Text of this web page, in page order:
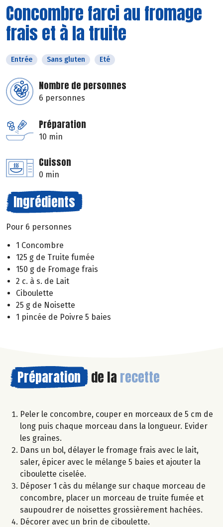
Concombre farci au fromage
frais et à la truite
Entrée Sans gluten Eté
Nombre de personnes
6 personnes
Préparation
10 min
Cuisson
0 min
Ingrédients
Pour 6 personnes
1 Concombre
125 g de Truite fumée
150 g de Fromage frais
2 c. à s. de Lait
Ciboulette
25 g de Noisette
1 pincée de Poivre 5 baies
Préparation de la recette
Peler le concombre, couper en morceaux de 5 cm de
long puis chaque morceau dans la longueur. Evider
les graines.
Dans un bol, délayer le fromage frais avec le lait,
saler, épicer avec le mélange 5 baies et ajouter la
ciboulette ciselée.
Déposer 1 càs du mélange sur chaque morceau de
concombre, placer un morceau de truite fumée et
saupoudrer de noisettes grossièrement hachées.
Décorer avec un brin de ciboulette.